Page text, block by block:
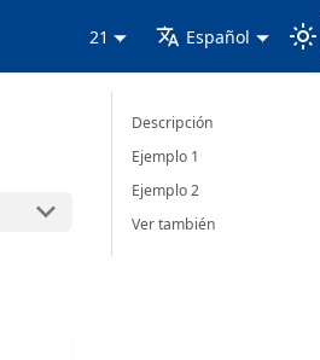
21 Español
Descripción
Ejemplo 1
Ejemplo 2
Ver también